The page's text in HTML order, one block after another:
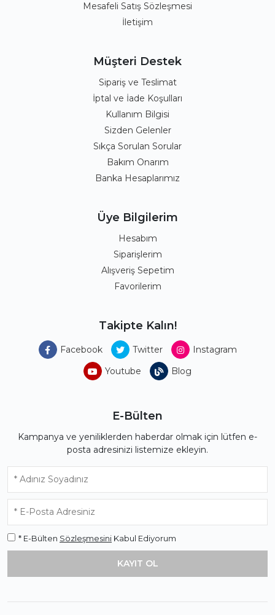
Mesafeli Satış Sözleşmesi
İletişim
Müşteri Destek
Sipariş ve Teslimat
İptal ve İade Koşulları
Kullanım Bilgisi
Sizden Gelenler
Sıkça Sorulan Sorular
Bakım Onarım
Banka Hesaplarımız
Üye Bilgilerim
Hesabım
Siparişlerim
Alışveriş Sepetim
Favorilerim
Takipte Kalın!
Facebook Twitter
Instagram
Youtube
Blog
E-Bülten
Kampanya ve yeniliklerden haberdar olmak için lütfen e-
posta adresinizi listemize ekleyin.
* E-Bülten Sözleşmesini Kabul Ediyorum